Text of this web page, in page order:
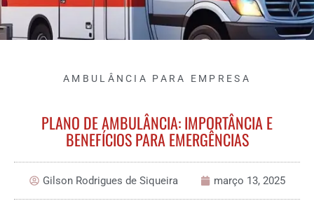
AMBULÂNCIA PARA EMPRESA
PLANO DE AMBULÂNCIA: IMPORTÂNCIA E
BENEFÍCIOS PARA EMERGÊNCIAS
Gilson Rodrigues de Siqueira março 13, 2025